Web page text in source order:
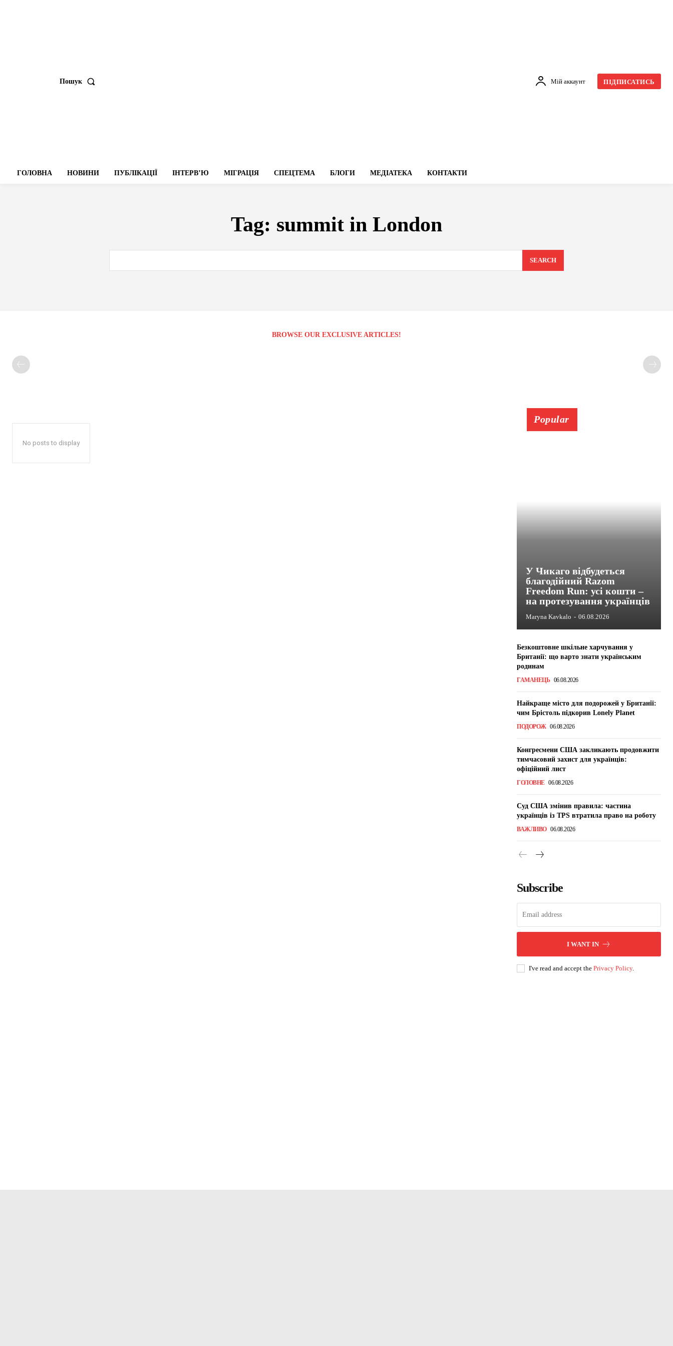
Пошук Мій аккаунт ПІДПИСАТИСЬ
ГОЛОВНА НОВИНИ ПУБЛІКАЦІЇ ІНТЕРВʼЮ МІГРАЦІЯ СПЕЦТЕМА БЛОГИ МЕДІАТЕКА КОНТАКТИ
Tag: summit in London
SEARCH
BROWSE OUR EXCLUSIVE ARTICLES!
No posts to display
Popular
У Чикаго відбудеться
благодійний Razom
Freedom Run: усі кошти –
на протезування українців
Maryna Kavkalo - 06.08.2026
Безкоштовне шкільне харчування у
Британії: що варто знати українським
родинам
ГАМАНЕЦЬ 06.08.2026
Найкраще місто для подорожей у Британії:
чим Брістоль підкорив Lonely Planet
ПОДОРОЖ 06.08.2026
Конгресмени США закликають продовжити
тимчасовий захист для українців:
офіційний лист
ГОЛОВНЕ 06.08.2026
Суд США змінив правила: частина
українців із TPS втратила право на роботу
ВАЖЛИВО 06.08.2026
Subscribe
I WANT IN
I've read and accept the Privacy Policy.